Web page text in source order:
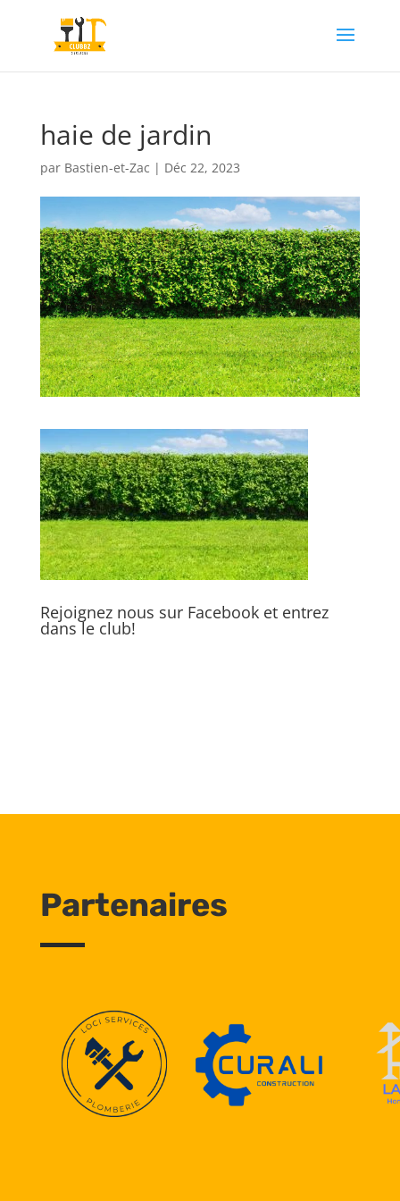
haie de jardin
par Bastien-et-Zac | Déc 22, 2023
Rejoignez nous sur Facebook et entrez
dans le club!
Partenaires